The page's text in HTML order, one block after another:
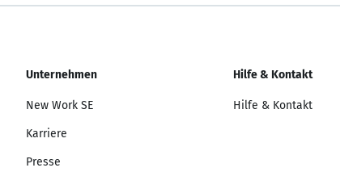
Unternehmen
New Work SE
Karriere
Presse
Hilfe & Kontakt
Hilfe & Kontakt